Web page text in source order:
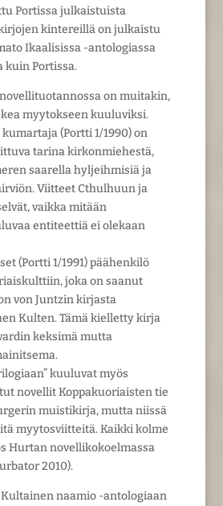
Portissa julkaistuista
kintereillä on julkaistu
Ikaalisissa -antologiassa
kuin Portissa.
on muitakin,
myytokseen kuuluviksi.
(Portti 1/1990) on
tarina kirkonmiehestä,
saarella hyljeihmisiä ja
Viitteet Cthulhuun ja
vaikka mitään
entiteettiä ei olekaan
(Portti 1/1991) päähenkilö
joka on saanut
von Juntzin kirjasta
Kulten. Tämä kielletty kirja
keksimä mutta
kuuluvat myös
novellit Koppakuoriaisten tie
muistikirja, mutta niissä
myytosviitteitä. Kaikki kolme
Hurtan novellikokoelmassa
2010).
naamio -antologiaan